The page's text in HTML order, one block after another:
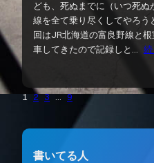
ども、死ぬまでに（いつ死
線を全て乗り尽くしてやろ
回はJR北海道の富良野線と
車してきたので記録しと…
1 2 3 … 9
書いてる人